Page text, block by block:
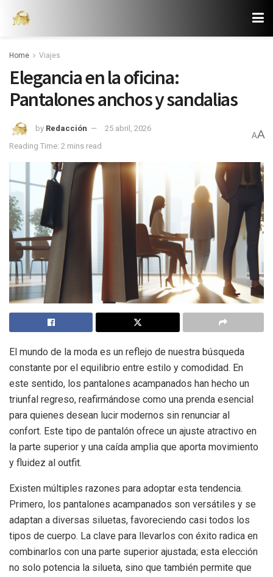
Home Viajes
Elegancia en la oficina:
Pantalones anchos y sandalias
by Redacción
25 abril, 2026
Reading Time: 2 mins read
AA
El mundo de la moda es un reflejo de nuestra búsqueda
constante por el equilibrio entre estilo y comodidad. En
este sentido, los pantalones acampanados han hecho un
triunfal regreso, reafirmándose como una prenda esencial
para quienes desean lucir modernos sin renunciar al
confort. Este tipo de pantalón ofrece un ajuste atractivo en
la parte superior y una caída amplia que aporta movimiento
y fluidez al outfit.
Existen múltiples razones para adoptar esta tendencia.
Primero, los pantalones acampanados son versátiles y se
adaptan a diversas siluetas, favoreciendo casi todos los
tipos de cuerpo. La clave para llevarlos con éxito radica en
combinarlos con una parte superior ajustada; esta elección
no solo potencia la silueta, sino que también permite que